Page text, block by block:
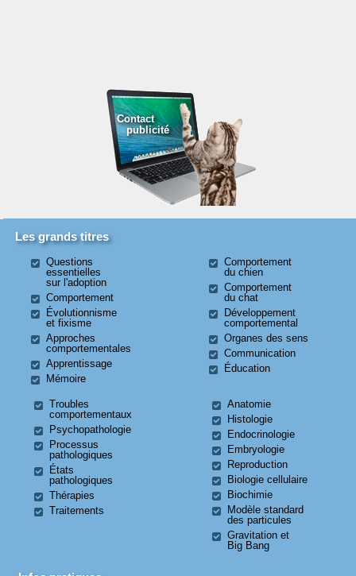
Contact
publicité
Les grands titres
Questions
essentielles
sur l'adoption
Comportement
Évolutionnisme
et fixisme
Approches
comportementales
Apprentissage
Mémoire
Comportement
du chien
Comportement
du chat
Développement
comportemental
Organes des sens
Communication
Éducation
Troubles
comportementaux
Psychopathologie
Processus
pathologiques
États
pathologiques
Thérapies
Traitements
Anatomie
Histologie
Endocrinologie
Embryologie
Reproduction
Biologie cellulaire
Biochimie
Modèle standard
des particules
Gravitation et
Big Bang